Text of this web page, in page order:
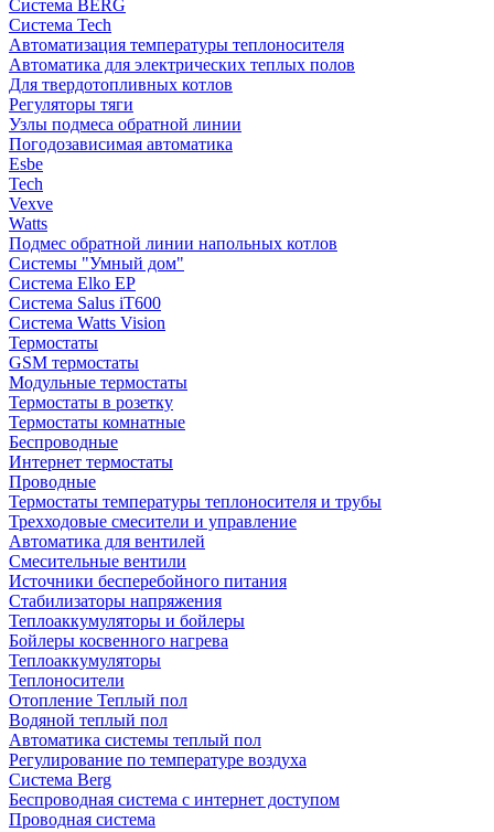
Система BERG
Система Tech
Автоматизация температуры теплоносителя
Автоматика для электрических теплых полов
Для твердотопливных котлов
Регуляторы тяги
Узлы подмеса обратной линии
Погодозависимая автоматика
Esbe
Tech
Vexve
Watts
Подмес обратной линии напольных котлов
Системы "Умный дом"
Система Elko EP
Система Salus iT600
Система Watts Vision
Термостаты
GSM термостаты
Модульные термостаты
Термостаты в розетку
Термостаты комнатные
Беспроводные
Интернет термостаты
Проводные
Термостаты температуры теплоносителя и трубы
Трехходовые смесители и управление
Автоматика для вентилей
Смесительные вентили
Источники бесперебойного питания
Стабилизаторы напряжения
Теплоаккумуляторы и бойлеры
Бойлеры косвенного нагрева
Теплоаккумуляторы
Теплоносители
Отопление Теплый пол
Водяной теплый пол
Автоматика системы теплый пол
Регулирование по температуре воздуха
Система Berg
Беспроводная система с интернет доступом
Проводная система